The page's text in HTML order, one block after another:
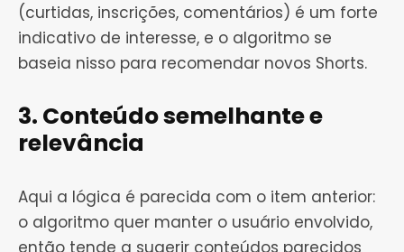
(curtidas, inscrições, comentários) é um forte
indicativo de interesse, e o algoritmo se
baseia nisso para recomendar novos Shorts.
3. Conteúdo semelhante e
relevância
Aqui a lógica é parecida com o item anterior:
o algoritmo quer manter o usuário envolvido,